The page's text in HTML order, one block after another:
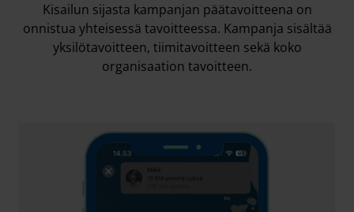
Kisailun sijasta kampanjan päätavoitteena on
onnistua yhteisessä tavoitteessa. Kampanja sisältää
yksilötavoitteen, tiimitavoitteen sekä koko
organisaation tavoitteen.